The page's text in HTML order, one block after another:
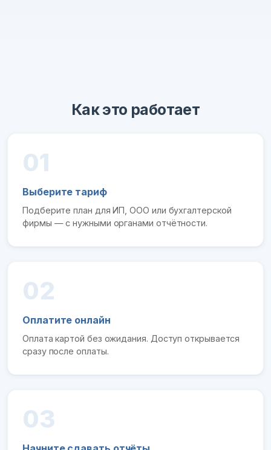
Как это работает
01
Выберите тариф
Подберите план для ИП, ООО или бухгалтерской
фирмы — с нужными органами отчётности.
02
Оплатите онлайн
Оплата картой без ожидания. Доступ открывается
сразу после оплаты.
03